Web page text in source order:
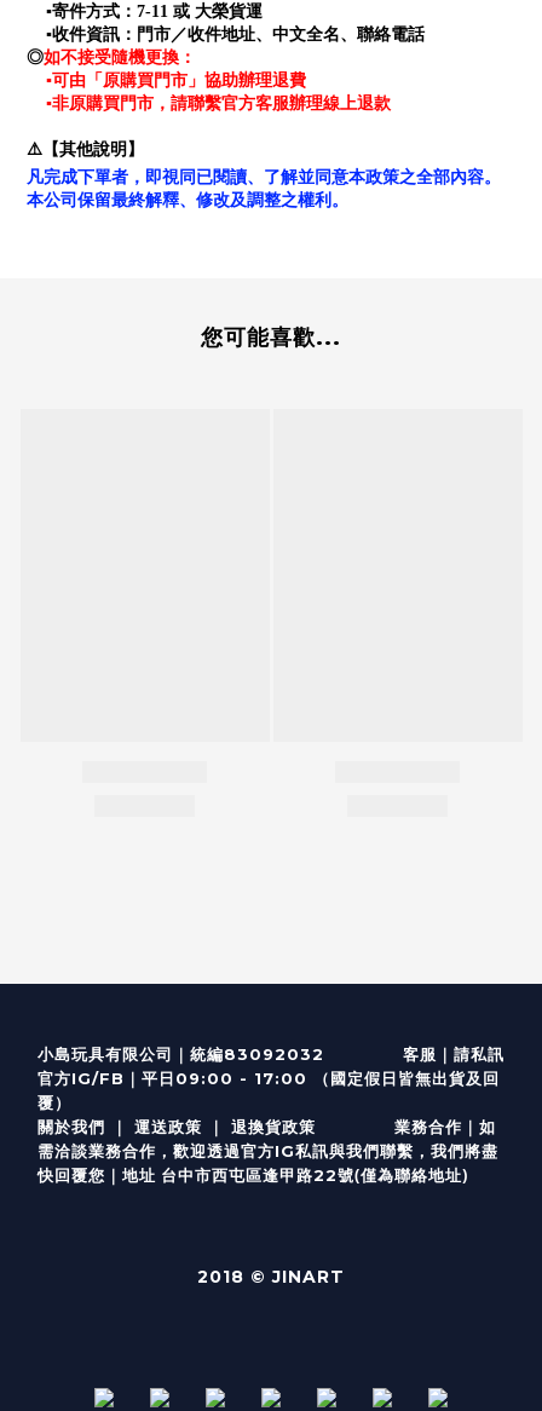
▪寄件方式：7-11 或 大榮貨運
▪收件資訊：門市／收件地址、中文全名、聯絡電話
◎如不接受隨機更換：
▪可由「原購買門市」協助辦理退費
▪非原購買門市，請聯繫官方客服辦理線上退款
⚠️【其他說明】
凡完成下單者，即視同已閱讀、了解並同意本政策之全部內容。
本公司保留最終解釋、修改及調整之權利。
您可能喜歡...
小島玩具有限公司｜統編83092032 客服 ｜ 請私訊
官方IG/FB ｜ 平日09:00 - 17:00 （國定假日皆無出貨及回
覆）
關於我們 ｜ 運送政策 ｜ 退換貨政策 業務合作｜如
需洽談業務合作，歡迎透過官方IG私訊與我們聯繫，我們將盡
快回覆您｜ 地址 台中市西屯區逢甲路22號(僅為聯絡地址)
2018 © JINART